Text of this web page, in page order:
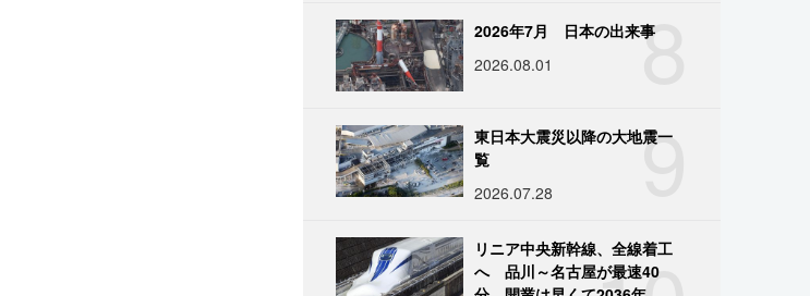
8
2026年7月 日本の出来事
2026.08.01
9
東日本大震災以降の大地震一
覧
2026.07.28
リニア中央新幹線、全線着工
へ 品川～名古屋が最速40